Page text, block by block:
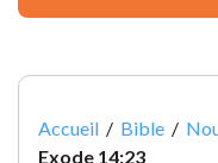
Accueil / Bible /
Exode 14:23